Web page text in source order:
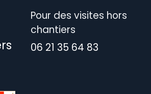
Pour des visites hors
chantiers
06 21 35 64 83